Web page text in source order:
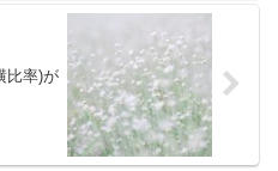
比率)が